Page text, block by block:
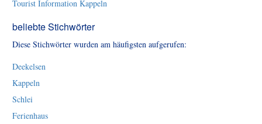
Tourist Information Kappeln
beliebte Stichwörter
Diese Stichwörter wurden am häufigsten aufgerufen:
Deekelsen
Kappeln
Schlei
Ferienhaus